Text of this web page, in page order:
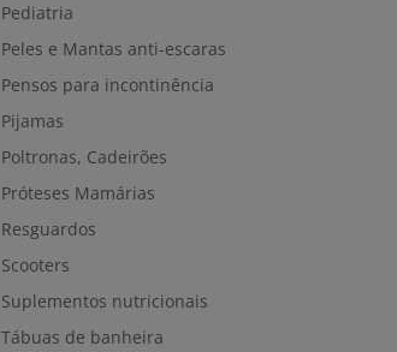
Pediatria
Peles e Mantas anti-escaras
Pensos para incontinência
Pijamas
Poltronas, Cadeirões
Próteses Mamárias
Resguardos
Scooters
Suplementos nutricionais
Tábuas de banheira